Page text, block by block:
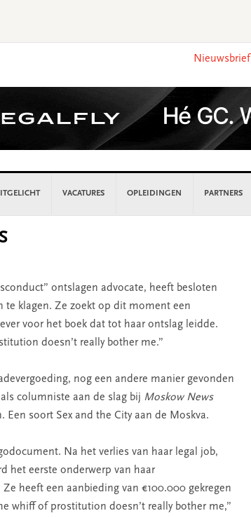
Nieuwsbrief
VACATURES OPLEIDINGEN PARTNERS
ontslagen advocate, heeft besloten
te klagen. Ze zoekt op dit moment een
voor het boek dat tot haar ontslag leidde.
doesn’t really bother me.”
nog een andere manier gevonden
columniste aan de slag bij Moskow News
Een soort Sex and the City aan de Moskva.
Na het verlies van haar legal job,
het eerste onderwerp van haar
heeft een aanbieding van €100.000 gekregen
whiff of prostitution doesn’t really bother me,”